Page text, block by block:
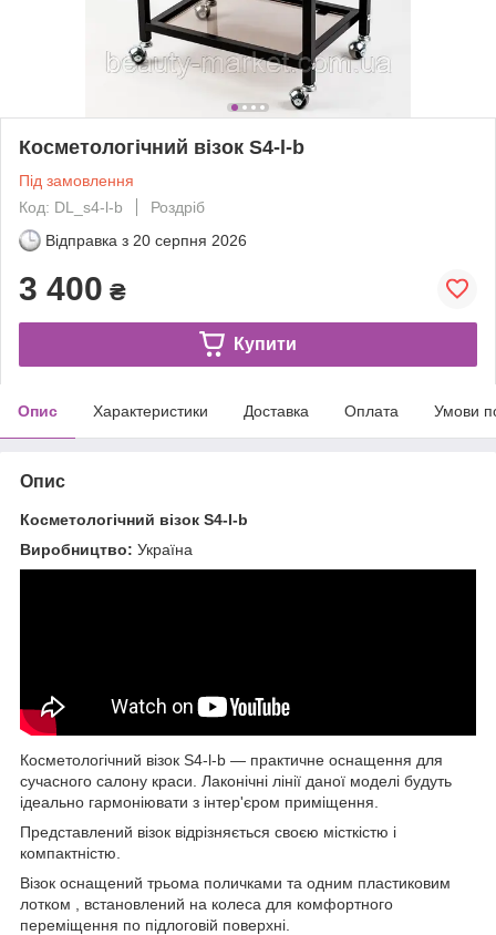
Косметологічний візок S4-l-b
Під замовлення
Код: DL_s4-l-b
Роздріб
Відправка з 20 серпня 2026
3 400 ₴
Купити
Опис Характеристики Доставка Оплата Умови
Опис
Косметологічний візок S4-l-b
Виробництво: Україна
Косметологічний візок S4-l-b — практичне оснащення для
сучасного салону краси. Лаконічні лінії даної моделі будуть
ідеально гармоніювати з інтер'єром приміщення.
Представлений візок відрізняється своєю місткістю і
компактністю.
Візок оснащений трьома поличками та одним пластиковим
лотком , встановлений на колеса для комфортного
переміщення по підлоговій поверхні.